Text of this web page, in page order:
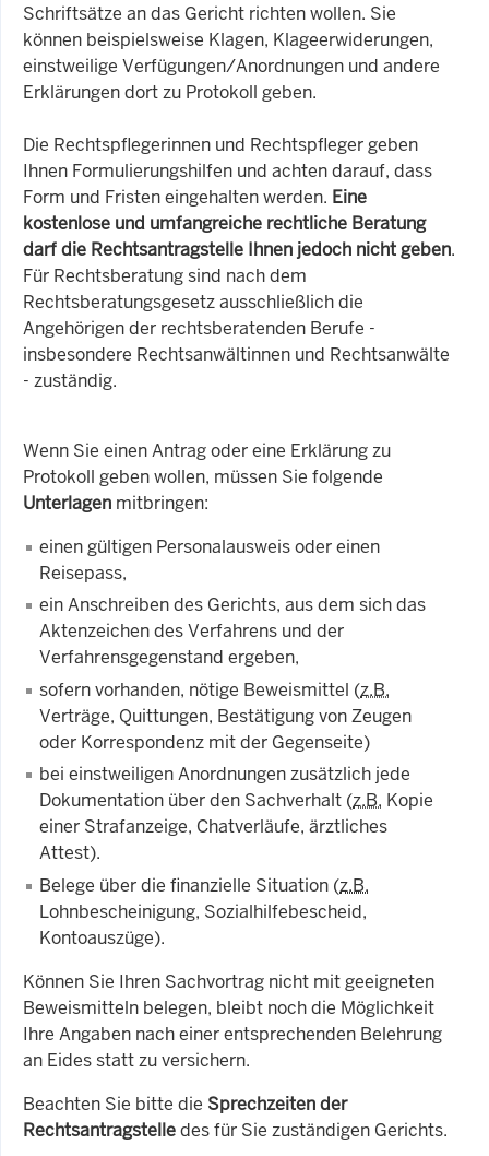
Schriftsätze an das Gericht richten wollen. Sie
können beispielsweise Klagen, Klageerwiderungen,
einstweilige Verfügungen/Anordnungen und andere
Erklärungen dort zu Protokoll geben.
Die Rechtspflegerinnen und Rechtspfleger geben
Ihnen Formulierungshilfen und achten darauf, dass
Form und Fristen eingehalten werden. Eine
kostenlose und umfangreiche rechtliche Beratung
darf die Rechtsantragstelle Ihnen jedoch nicht geben.
Für Rechtsberatung sind nach dem
Rechtsberatungsgesetz ausschließlich die
Angehörigen der rechtsberatenden Berufe -
insbesondere Rechtsanwältinnen und Rechtsanwälte
- zuständig.
Wenn Sie einen Antrag oder eine Erklärung zu
Protokoll geben wollen, müssen Sie folgende
Unterlagen mitbringen:
einen gültigen Personalausweis oder einen
Reisepass,
ein Anschreiben des Gerichts, aus dem sich das
Aktenzeichen des Verfahrens und der
Verfahrensgegenstand ergeben,
sofern vorhanden, nötige Beweismittel (z.B.
Verträge, Quittungen, Bestätigung von Zeugen
oder Korrespondenz mit der Gegenseite)
bei einstweiligen Anordnungen zusätzlich jede
Dokumentation über den Sachverhalt (z.B. Kopie
einer Strafanzeige, Chatverläufe, ärztliches
Attest).
Belege über die finanzielle Situation (z.B.
Lohnbescheinigung, Sozialhilfebescheid,
Kontoauszüge).
Können Sie Ihren Sachvortrag nicht mit geeigneten
Beweismitteln belegen, bleibt noch die Möglichkeit
Ihre Angaben nach einer entsprechenden Belehrung
an Eides statt zu versichern.
Beachten Sie bitte die Sprechzeiten der
Rechtsantragstelledes für Sie zuständigen Gerichts.